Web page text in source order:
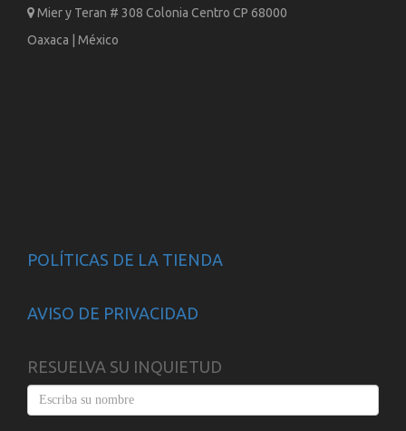
Mier y Teran # 308 Colonia Centro CP 68000
Oaxaca | México
POLÍTICAS DE LA TIENDA
AVISO DE PRIVACIDAD
RESUELVA SU INQUIETUD